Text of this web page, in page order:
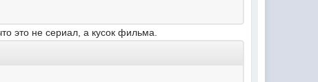
это не сериал, а кусок фильма.